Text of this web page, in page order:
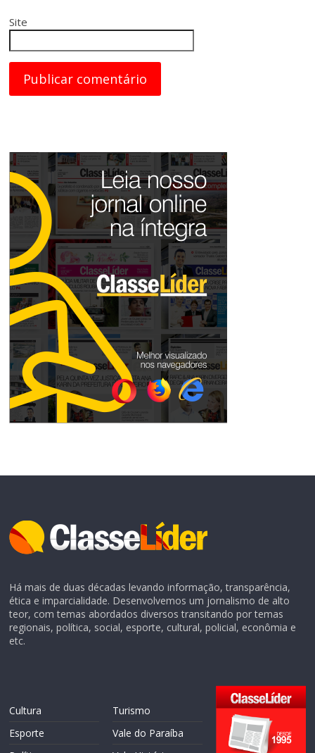
Site
Há mais de duas décadas levando informação, transparência,
ética e imparcialidade. Desenvolvemos um jornalismo de alto
teor, com temas abordados diversos transitando por temas
regionais, política, social, esporte, cultural, policial, econômia e
etc.
Cultura
Esporte
Turismo
Vale do Paraíba